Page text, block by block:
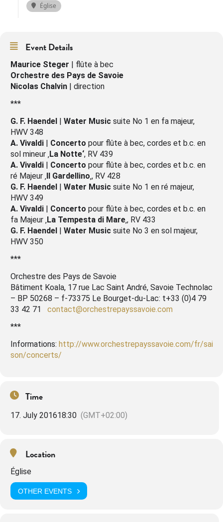
Église
Event Details
Maurice Steger | flûte à bec
Orchestre des Pays de Savoie
Nicolas Chalvin | direction
***
G. F. Haendel | Water Music suite No 1 en fa majeur,
HWV 348
A. Vivaldi | Concerto pour flûte à bec, cordes et b.c. en
sol mineur ‚La Notte‘, RV 439
A. Vivaldi | Concerto pour flûte à bec, cordes et b.c. en
ré Majeur ‚Il Gardellino‚, RV 428
G. F. Haendel | Water Music suite No 1 en ré majeur,
HWV 349
A. Vivaldi | Concerto pour flûte à bec, cordes et b.c. en
fa Majeur ‚La Tempesta di Mare‚, RV 433
G. F. Haendel | Water Music suite No 3 en sol majeur,
HWV 350
***
Orchestre des Pays de Savoie
Bâtiment Koala, 17 rue Lac Saint André, Savoie Technolac
– BP 50268 – f-73375 Le Bourget-du-Lac: t+33 (0)4 79
33 42 71 contact@orchestrepayssavoie.com
***
Informations: http://www.orchestrepayssavoie.com/fr/sai
son/concerts/
Time
17. July 201618:30 (GMT+02:00)
Location
Église
OTHER EVENTS